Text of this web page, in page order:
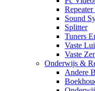
Sound
Splitter
Tuners
Vaste
Vaste
Onderwijs &
Andere